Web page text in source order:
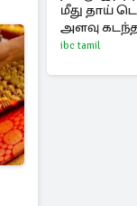
மீது தாய்
அளவு
ibc tamil